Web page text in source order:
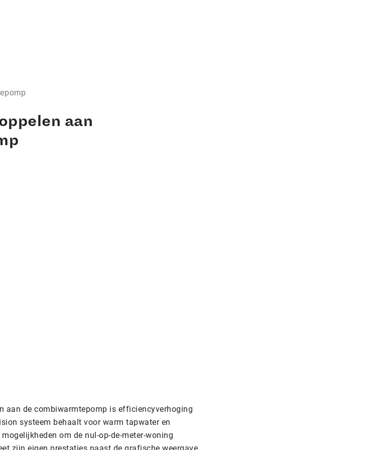
aan
aan de combiwarmtepomp is efficiencyverhoging
systeem behaalt voor warm tapwater en
om de nul-op-de-meter-woning